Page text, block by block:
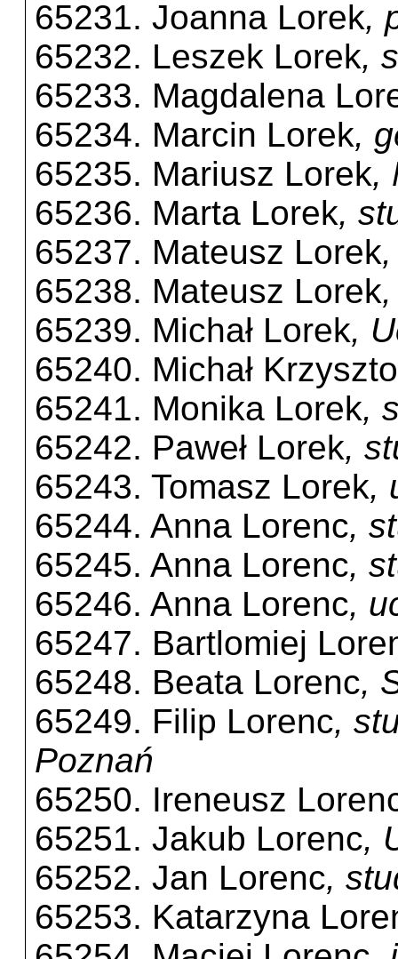
65231. Joanna Lorek,
65232. Leszek Lorek,
65233. Magdalena
65234. Marcin Lorek,
65235. Mariusz Lorek,
65236. Marta Lorek,
65237. Mateusz Lorek
65238. Mateusz Lorek
65239. Michał Lorek,
65240. Michał
65241. Monika Lorek,
65242. Paweł Lorek,
65243. Tomasz Lorek,
65244. Anna Lorenc,
65245. Anna Lorenc,
65246. Anna Lorenc,
65247. Bartlomiej
65248. Beata Lorenc,
65249. Filip Lorenc,
Poznań
65250. Ireneusz
65251. Jakub Lorenc,
65252. Jan Lorenc,
65253. Katarzyna